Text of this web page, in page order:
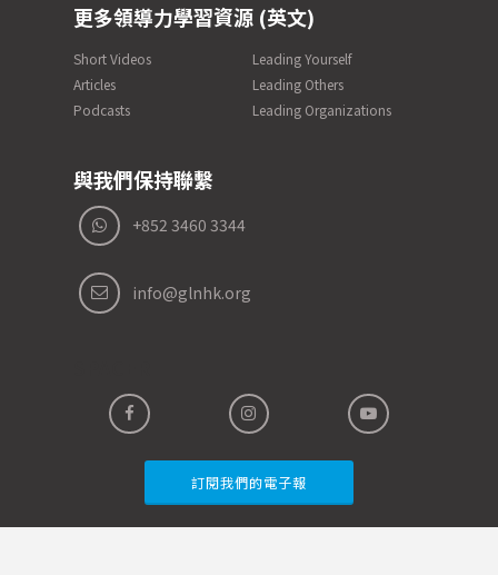
更多領導力學習資源 (英文)
Short Videos
Articles
Podcasts
Leading Yourself
Leading Others
Leading Organizations
與我們保持聯繫
+852 3460 3344
info@glnhk.org
訂閱我們的電子報